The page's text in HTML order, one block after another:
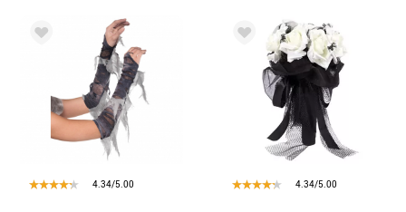
4.34/5.00 4.34/5.00